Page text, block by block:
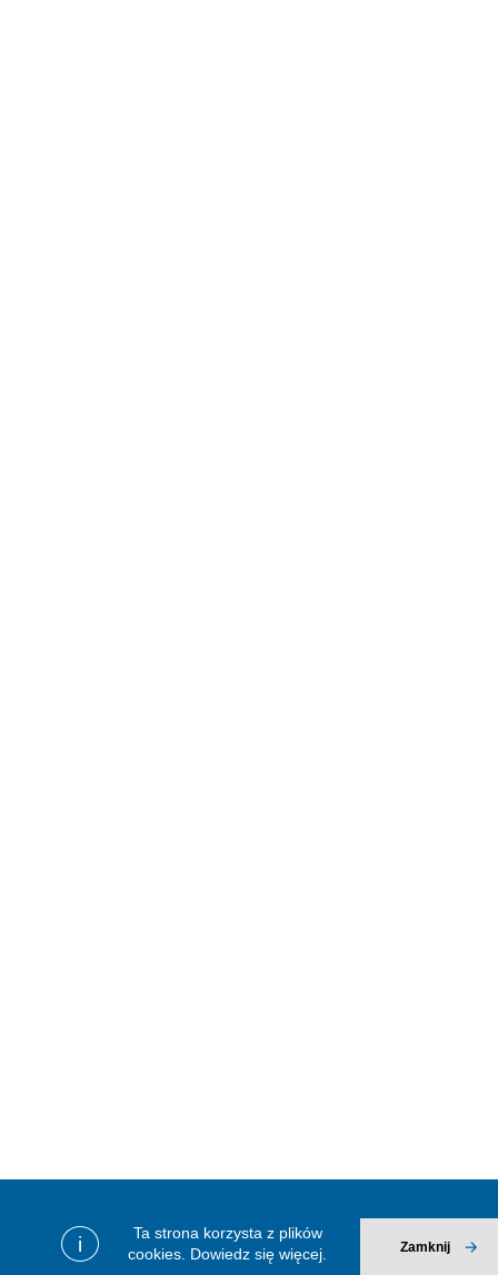
i
Ta strona korzysta z plików
cookies. Dowiedz się więcej. Zamknij